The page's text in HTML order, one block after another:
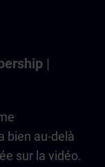
|
bien au-delà
sur la vidéo.